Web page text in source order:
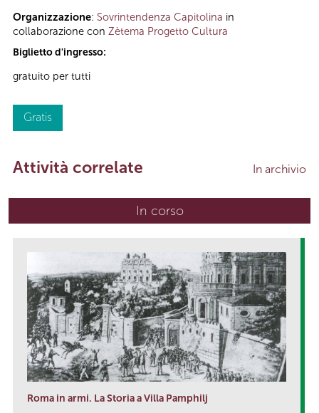
Organizzazione: Sovrintendenza Capitolina in
collaborazione con Zètema Progetto Cultura
Biglietto d'ingresso:
gratuito per tutti
Gratis
Attività correlate In archivio
In corso(scheda attiva)
Roma in armi. La Storia a Villa Pamphilj